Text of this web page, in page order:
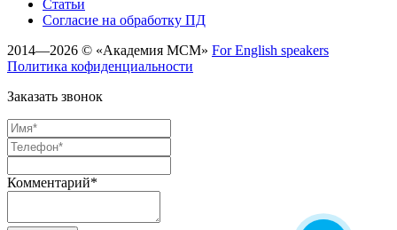
Статьи
Cогласие на обработку ПД
2014—2026 © «Академия МСМ» For English speakers
Политика кофиденциальности
Заказать звонок
Комментарий*